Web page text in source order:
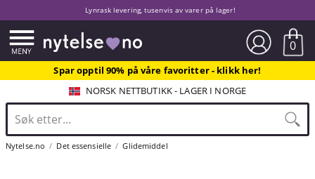
Lynrask levering, tusenvis av varer på lager!
0
Spar opptil 90% på våre favoritter - klikk her!
NORSK NETTBUTIKK - LAGER I NORGE
Nytelse.no Det essensielle Glidemiddel